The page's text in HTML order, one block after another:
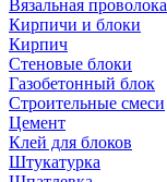
Вязальная проволока
Кирпичи и блоки
Кирпич
Стеновые блоки
Газобетонный блок
Строительные смеси
Цемент
Клей для блоков
Штукатурка